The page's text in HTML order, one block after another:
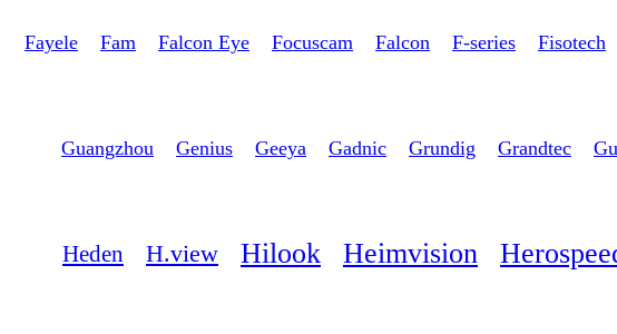
Fisotech
F-series
Falcon
Focuscam
Falcon Eye
Fam
Fayele
Grandtec
Grundig
Gadnic
Geeya
Genius
Guangzhou
Heimvision
Hilook
H.view
Heden